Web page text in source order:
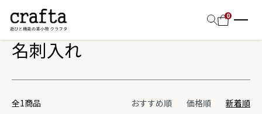
0
ホーム 名刺入れ
名刺入れ
全1商品 おすすめ順 価格順 新着順